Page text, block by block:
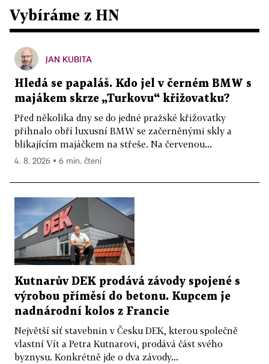
Vybíráme z HN
JAN KUBITA
Hledá se papaláš. Kdo jel v černém BMW s
majákem skrze „Turkovu“ křižovatku?
Před několika dny se do jedné pražské křižovatky
přihnalo obří luxusní BMW se začerněnými skly a
blikajícím majáčkem na střeše. Na červenou...
4. 8. 2026 ▪ 6 min. čtení
Kutnarův DEK prodává závody spojené s
výrobou příměsí do betonu. Kupcem je
nadnárodní kolos z Francie
Největší síť stavebnin v Česku DEK, kterou společně
vlastní Vít a Petra Kutnarovi, prodává část svého
byznysu. Konkrétně jde o dva závody...